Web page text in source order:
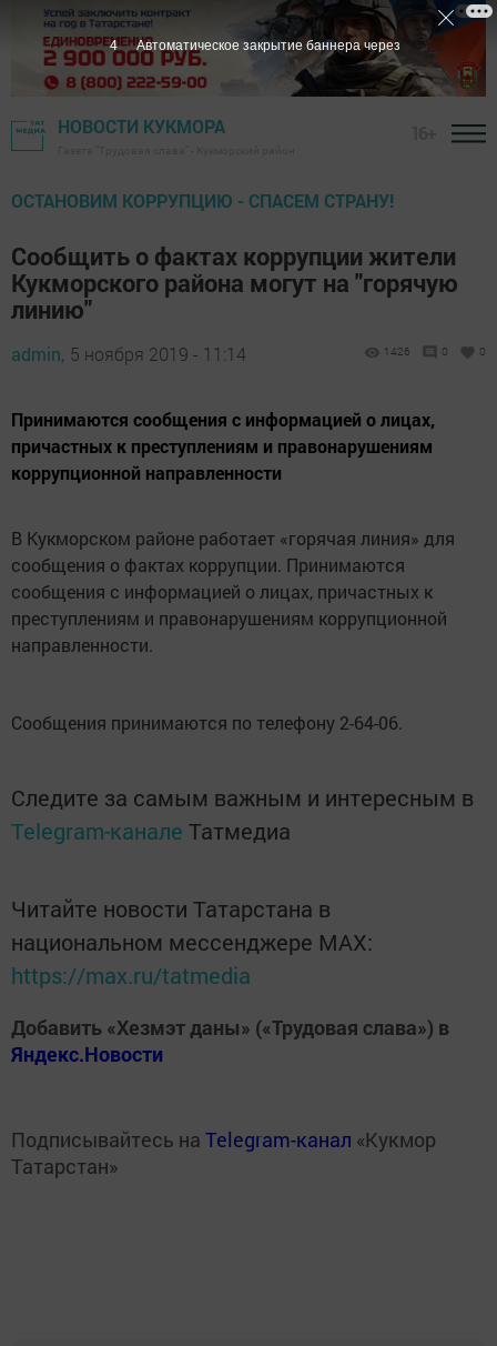
НОВОСТИ КУКМОРА
ОСТАНОВИМ КОРРУПЦИЮ - СПАСЕМ СТРАНУ!
Сообщить о фактах коррупции жители
Кукморского района могут на "горячую
линию"
admin, 5 ноября 2019 - 11:14 1426 0 0
Принимаются сообщения с информацией о лицах,
причастных к преступлениям и правонарушениям
коррупционной направленности
В Кукморском районе работает «горячая линия» для
сообщения о фактах коррупции. Принимаются
сообщения с информацией о лицах, причастных к
преступлениям и правонарушениям коррупционной
направленности.
Сообщения принимаются по телефону 2-64-06.
Следите за самым важным и интересным в
Telegram-канале Татмедиа
Читайте новости Татарстана в
национальном мессенджере MАХ:
https://max.ru/tatmedia
Добавить «Хезмэт даны» («Трудовая слава») в
Яндекс.Новости
Подписывайтесь на Telegram-канал «Кукмор
Татарстан»
3 Автоматическое закрытие баннера через